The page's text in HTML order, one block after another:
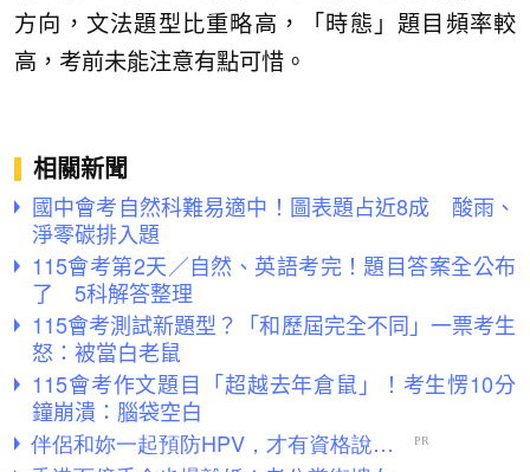
方向，文法題型比重略高，「時態」題目頻率較
高，考前未能注意有點可惜。
相關新聞
國中會考自然科難易適中！圖表題占近8成 酸雨、
淨零碳排入題
115會考第2天／自然、英語考完！題目答案全公布
了 5科解答整理
115會考測試新題型？「和歷屆完全不同」一票考生
怒：被當白老鼠
115會考作文題目「超越去年倉鼠」！考生愣10分
鐘崩潰：腦袋空白